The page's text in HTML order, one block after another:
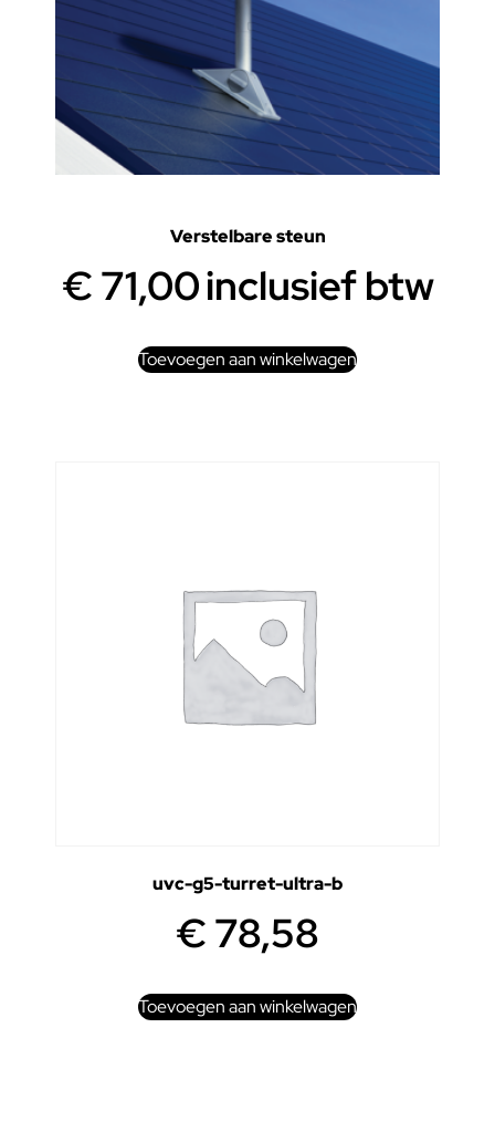
Verstelbare steun
€71,00inclusief btw
Toevoegen aan winkelwagen
uvc-g5-turret-ultra-b
€78,58
Toevoegen aan winkelwagen